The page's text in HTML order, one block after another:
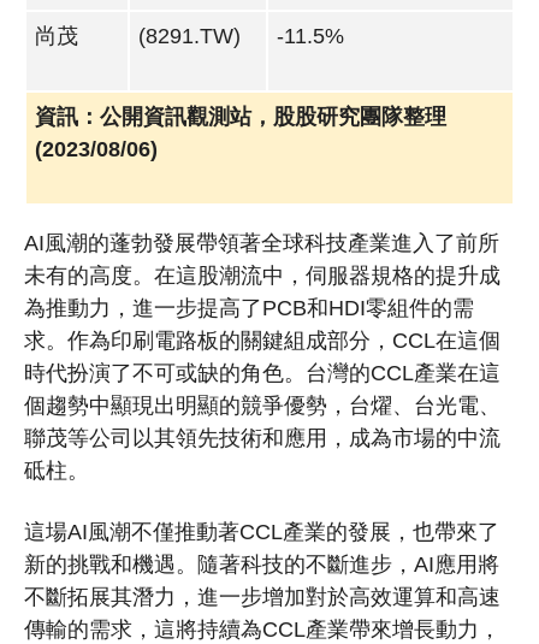
尚茂 (8291.TW) -11.5%
資訊：公開資訊觀測站，股股研究團隊整理
(2023/08/06)
AI風潮的蓬勃發展帶領著全球科技產業進入了前所
未有的高度。在這股潮流中，伺服器規格的提升成
為推動力，進一步提高了PCB和HDI零組件的需
求。作為印刷電路板的關鍵組成部分，CCL在這個
時代扮演了不可或缺的角色。台灣的CCL產業在這
個趨勢中顯現出明顯的競爭優勢，台燿、台光電、
聯茂等公司以其領先技術和應用，成為市場的中流
砥柱。
這場AI風潮不僅推動著CCL產業的發展，也帶來了
新的挑戰和機遇。隨著科技的不斷進步，AI應用將
不斷拓展其潛力，進一步增加對於高效運算和高速
傳輸的需求，這將持續為CCL產業帶來增長動力，